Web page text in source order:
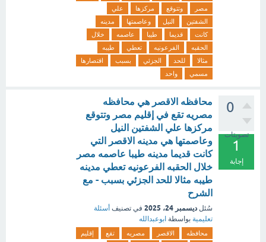
مصر
وتتوقع مركزها
علي
الشفتين
النيل وعاصمتها
مدينه
كانت
قديما طيبا عاصمه
خلال
الحقبه
الفرعونيه تعطي
طيبه
مثالا
للحد الجزئي بسبب
اقتصارها
مسمي
واحد
0
تصويتات
1
إجابة
محافظه الاقصر هي محافظه
مصريه تقع في إقليم مصر وتتوقع
مركزها علي الشفتين النيل
وعاصمتها هي مدينه الاقصر التي
كانت قديما مدينه طيبا عاصمه مصر
خلال الحقبه الفرعونيه تعطي مدينه
طيبه مثالا للحد الجزئي بسبب - مع
الشرح
سُئل ديسمبر 24، 2025 في تصنيف أسئلة
تعليمية بواسطة ابوعبدالله
محافظه الاقصر مصريه تقع
إقليم